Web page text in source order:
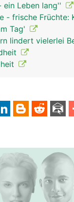
ein Leben lang''
- frische Früchte:
Tag'
lindert vielerlei